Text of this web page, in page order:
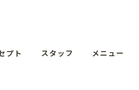
プト スタッフ メニュー